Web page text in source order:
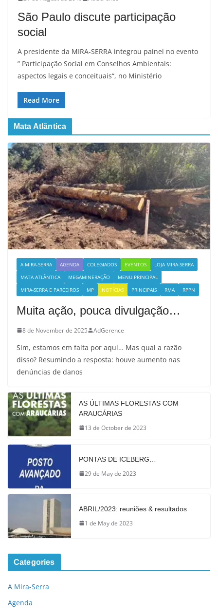
São Paulo discute participação
social
A presidente da MIRA-SERRA integrou painel no evento
” Participação Social em Conselhos Ambientais:
aspectos legais e conceituais“, no Ministério
Read More
Mata Atlântica
A MIRA-SERRA AGENDA COLEGIADOS EVENTOS
LOJA MIRA-SERRA
MATA ATLÂNTICA
MEGAMINERAÇÃO
MENU PRINCIPAL
MIRA-SERRA E PARCEIROS
MP NOTÍCIAS PRINCIPAIS RMA RPPN
Muita ação, pouca divulgação…
8 de November de 2025 AdGerence
Sim, estamos em falta por aqui… Mas qual a razão
disso? Resumindo a resposta: houve aumento nas
denúncias de danos
AS ÚLTIMAS FLORESTAS COM
ARAUCÁRIAS
13 de October de 2023
PONTAS DE ICEBERG…
29 de May de 2023
ABRIL/2023: reuniões & resultados
1 de May de 2023
Categories
A Mira-Serra
Agenda